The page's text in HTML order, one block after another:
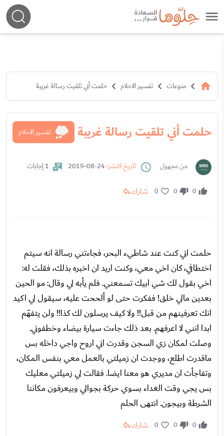
منوعات تفسير الاحلام حلمت أني تلقيت رسالة غريبة
حلمت أني تلقيت رسالة غريبة تفسير الاحلام
من مجهول تاريخ النشر: 1 إجابات
0
0
0 شارك
حلمت اني كنت عند شاطيء البحر، فجاءتني رسالة انه سيتم
اختطافي، كان اخي معي، وكنت اريد ان اخبره بذلك، فقلت له:
اخي بقول لك شي ابيك تسمعني. فلم يأبه لي وقال: مو الحين
بعدين مالي خلق! ففكرت حتى لو ألححت عليه، سيقول لي اكيد
انك تعرفينهم من قبل!! ولا كيف يرسلون لك كذا!! ولن يتفهّم
ابدا انني لا اعرفهم. بعد ذلك جاءت سيارة بيضاء وخطفوني.
وصلت لمكان زي السجن وقدرت اني اروح واجي داخله بس
ماقدرت اطلع، ووجدت ان زميلتي بالعمل معي بنفس المكان،
وتفاجأت ان مديري هو معنا ايضا. فقالت لي زميلتي معليك
بس يجي وقت الغداء بسوي حركة بجوالي وبيعرفون مكاننا
الشرطة وبيجون. انتهى الحلم
0
0
0 شارك